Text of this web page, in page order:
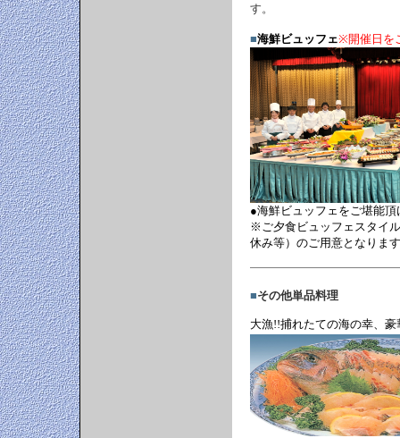
す。
■海鮮ビュッフェ※開催日を
●海鮮ビュッフェをご堪能頂
※ご夕食ビュッフェスタイ
休み等）のご用意となりま
■その他単品料理
大漁!!捕れたての海の幸、